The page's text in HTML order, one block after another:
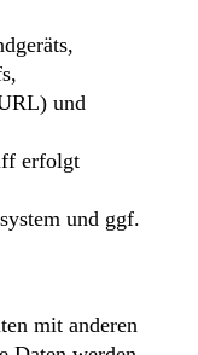
und
erfolgt
und ggf.
mit anderen